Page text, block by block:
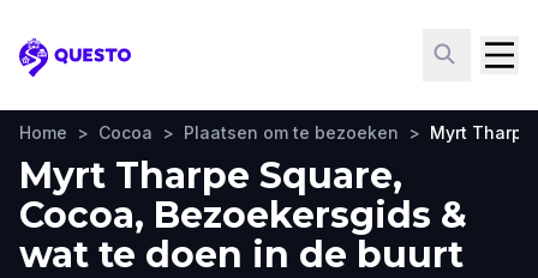
Questo
Home > Cocoa > Plaatsen om te bezoeken > Myrt Tharpe
Myrt Tharpe Square,
Cocoa, Bezoekersgids &
wat te doen in de buurt